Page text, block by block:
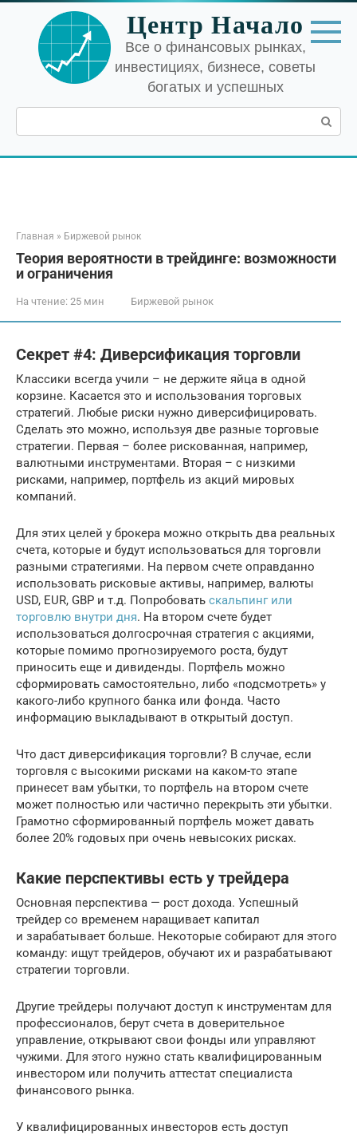
Перейти
контенту
Центр Начало
Все о финансовых рынках,
инвестициях, бизнесе, советы
богатых и успешных
Поиск:
Главная » Биржевой рынок
Теория вероятности в трейдинге: возможности
и ограничения
На чтение: 25 мин Биржевой рынок
Секрет #4: Диверсификация торговли
Классики всегда учили – не держите яйца в одной
корзине. Касается это и использования торговых
стратегий. Любые риски нужно диверсифицировать.
Сделать это можно, используя две разные торговые
стратегии. Первая – более рискованная, например,
валютными инструментами. Вторая – с низкими
рисками, например, портфель из акций мировых
компаний.
Для этих целей у брокера можно открыть два реальных
счета, которые и будут использоваться для торговли
разными стратегиями. На первом счете оправданно
использовать рисковые активы, например, валюты
USD, EUR, GBP и т.д. Попробовать скальпинг или
торговлю внутри дня. На втором счете будет
использоваться долгосрочная стратегия с акциями,
которые помимо прогнозируемого роста, будут
приносить еще и дивиденды. Портфель можно
сформировать самостоятельно, либо «подсмотреть» у
какого-либо крупного банка или фонда. Часто
информацию выкладывают в открытый доступ.
Что даст диверсификация торговли? В случае, если
торговля с высокими рисками на каком-то этапе
принесет вам убытки, то портфель на втором счете
может полностью или частично перекрыть эти убытки.
Грамотно сформированный портфель может давать
более 20% годовых при очень невысоких рисках.
Какие перспективы есть у трейдера
Основная перспектива — рост дохода. Успешный
трейдер со временем наращивает капитал
и зарабатывает больше. Некоторые собирают для этого
команду: ищут трейдеров, обучают их и разрабатывают
стратегии торговли.
Другие трейдеры получают доступ к инструментам для
профессионалов, берут счета в доверительное
управление, открывают свои фонды или управляют
чужими. Для этого нужно стать квалифицированным
инвестором или получить аттестат специалиста
финансового рынка.
У квалифицированных инвесторов есть доступ